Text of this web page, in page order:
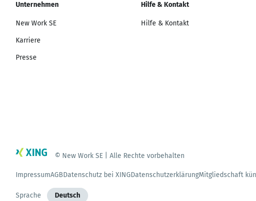
Unternehmen
New Work SE
Karriere
Presse
Hilfe & Kontakt
Hilfe & Kontakt
© New Work SE | Alle Rechte vorbehalten
ImpressumAGBDatenschutz bei XINGDatenschutzerklärungMitgliedschaft
Sprache Deutsch